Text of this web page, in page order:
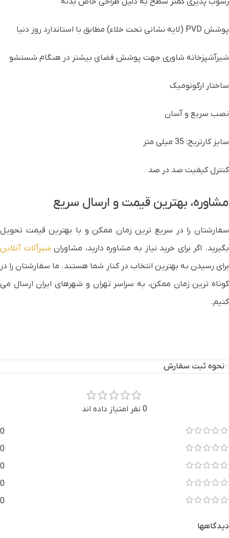
پوشش PVD (لايه نشانی تحت خلاء) مطابق با استاندارد روز دنیا
شیرآشپزخانه شاوری جهت پوشش فضای بیشتر در هنگام شستشو
ساختار ارگونومیک
نصب سریع و آسان
سایز کارتریج: 35 میلی متر
کنترل کیفیت صد در صد
مشاوره، بهترین قیمت و ارسال سریع
سفارشتان را در سریع ترین زمان ممکن و با بهترین قیمت تحویل
بگیرید. اگر برای خرید نیاز به مشاوره دارید، مشاوران شیرآلات آنلاین
برای رسیدن به بهترین انتخاب در کنار شما هستند. ما سفارشتان را در
کوتاه ترین زمان ممکن، به سراسر تهران و شهرهای ایران ارسال می
کنیم.
نحوه ثبت سفارش
0 نفر امتیاز داده اند
0
0
0
0
0
دیدگاهها